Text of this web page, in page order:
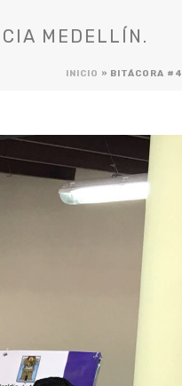
MEDELLÍN.
INICIO » BITÁCORA